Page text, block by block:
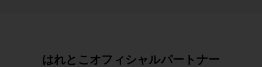
はれとこオフィシャルパートナー